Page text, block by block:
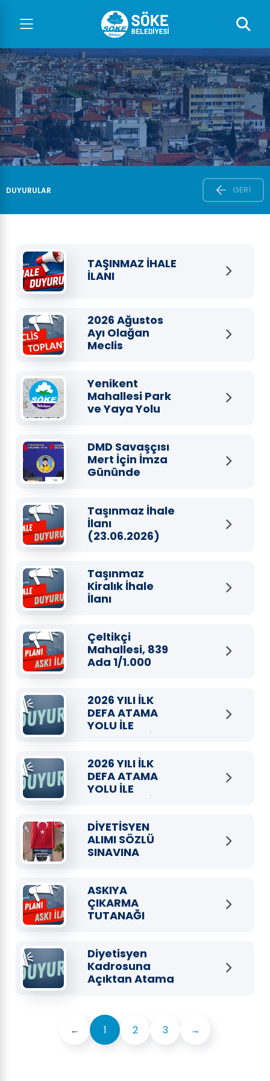
DUYURULAR GERI
TAŞINMAZ İHALE
İLANI
2026 Ağustos
Ayı Olağan
Meclis
Yenikent
Mahallesi Park
ve Yaya Yolu
Planı Değişikliği
Askı İlanı
DMD Savaşçısı
Mert İçin İmza
Gününde
Taşınmaz İhale
İlanı
(23.06.2026)
Taşınmaz
Kiralık İhale
İlanı
Çeltikçi
Mahallesi, 839
Ada 1/1.000
Planı Değişikliği
(2 Haziran- 1
Temmuz 202...
2026 YILI İLK
DEFA ATAMA
YOLU İLE
ALIMI BAŞARI
PUANI VE NİHAİ
SONUÇ LİSTESİ
2026 YILI İLK
DEFA ATAMA
YOLU İLE
ALIMI BAŞARI
PUANI VE NİHAİ
SONUÇ LİSTESİ
DİYETİSYEN
ALIMI SÖZLÜ
SINAVINA
LİSTESİ
ASKIYA
ÇIKARMA
TUTANAĞI
Diyetisyen
Kadrosuna
Açıktan Atama
Sınav Başvuru
Formu
← 1 2 3 →